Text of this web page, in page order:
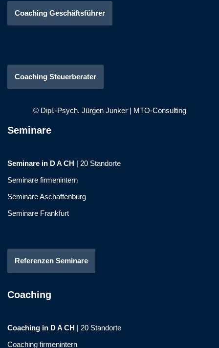
Coaching Geschäftsführer
Coaching Steuerberater
© Dipl.-Psych. Jürgen Junker| MTO-Consulting
Seminare
Seminare in D A CH | 20 Standorte
Seminare firmenintern
Seminare Aschaffenburg
Seminare Frankfurt
Referenzen Seminare
Coaching
Coaching in D A CH | 20 Standorte
Coaching firmenintern